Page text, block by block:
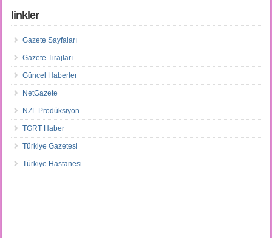
linkler
Gazete Sayfaları
Gazete Tirajları
Güncel Haberler
NetGazete
NZL Prodüksiyon
TGRT Haber
Türkiye Gazetesi
Türkiye Hastanesi